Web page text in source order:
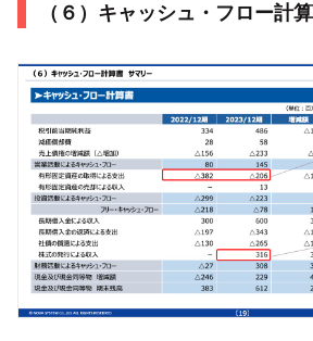
（６）キャッシュ・フロー計